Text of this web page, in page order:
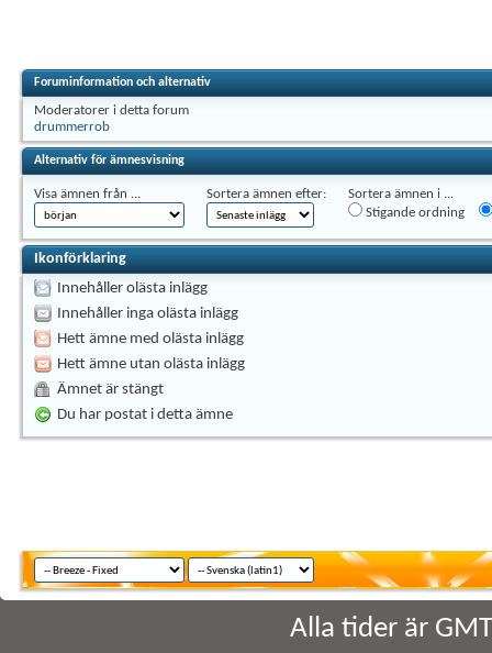
Foruminformation och alternativ
Moderatorer i detta forum
drummerrob
Alternativ för ämnesvisning
Visa ämnen från ... Sortera ämnen efter:
Sortera ämnen i ...
Stigande ordning
Ikonförklaring
Innehåller olästa inlägg
Innehåller inga olästa inlägg
Hett ämne med olästa inlägg
Hett ämne utan olästa inlägg
Ämnet är stängt
Du har postat i detta ämne
Alla tider är